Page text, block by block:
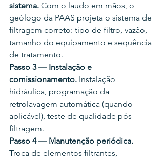
sistema. Com o laudo em mãos, o
geólogo da PAAS projeta o sistema de
filtragem correto: tipo de filtro, vazão,
tamanho do equipamento e sequência
de tratamento.
Passo 3 — Instalação e
comissionamento. Instalação
hidráulica, programação da
retrolavagem automática (quando
aplicável), teste de qualidade pós-
filtragem.
Passo 4 — Manutenção periódica.
Troca de elementos filtrantes,